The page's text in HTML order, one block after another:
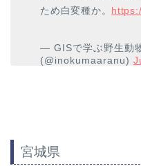
ため白変種か。
— GISで学ぶ野生動
(@inokumaaranu)
宮城県